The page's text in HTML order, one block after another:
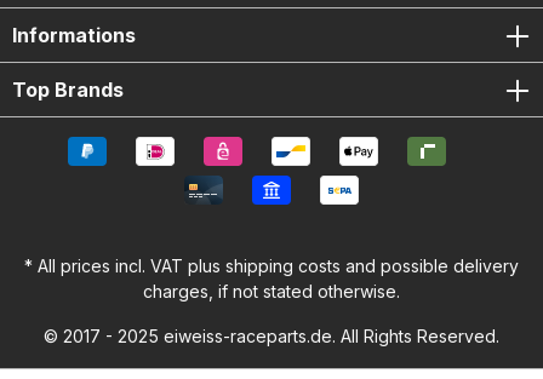
Informations
Top Brands
* All prices incl. VAT plus shipping costs and possible delivery
charges, if not stated otherwise.
© 2017 - 2025 eiweiss-raceparts.de. All Rights Reserved.